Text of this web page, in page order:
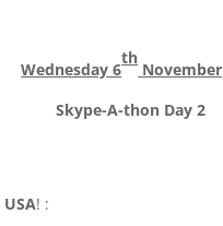
Wednesday 6
th
November
Skype-A-thon Day 2
USA! :